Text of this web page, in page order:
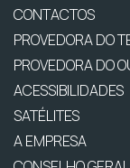
CONTACTOS
PROVEDORA DO
PROVEDORA DO
ACESSIBILIDADES
SATÉLITES
A EMPRESA